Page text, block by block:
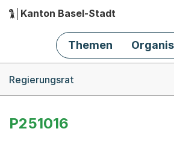
Hauptnavigation
Kanton Basel-Stadt
Themen
Regierungsrat
P251016